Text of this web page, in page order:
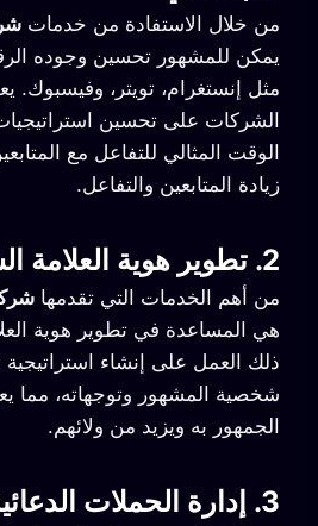
من خلال الاستفادة من خدمات
يمكن للمشهور تحسين وجوده
مثل إنستغرام، تويتر، وفيسبوك.
الشركات على تحسين استراتيجيات
الوقت المثالي للتفاعل مع
زيادة المتابعين والتفاعل.
2. تطوير هوية العلامة الشخصية
من أهم الخدمات التي تقدمها
هي المساعدة في تطوير هوية
ذلك العمل على إنشاء
شخصية المشهور وتوجهاته، مما
الجمهور به ويزيد من ولائهم.
3. إدارة الحملات الدعائية بكفاءة